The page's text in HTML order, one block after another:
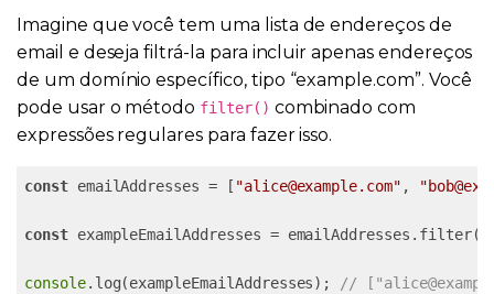
Imagine que você tem uma lista de endereços de
email e deseja filtrá-la para incluir apenas endereços
de um domínio específico, tipo “example.com”. Você
pode usar o método filter() combinado com
expressões regulares para fazer isso.
const emailAddresses = [ "alice@example.com" ,
const exampleEmailAddresses =
console.log(exampleEmailAddresses); //